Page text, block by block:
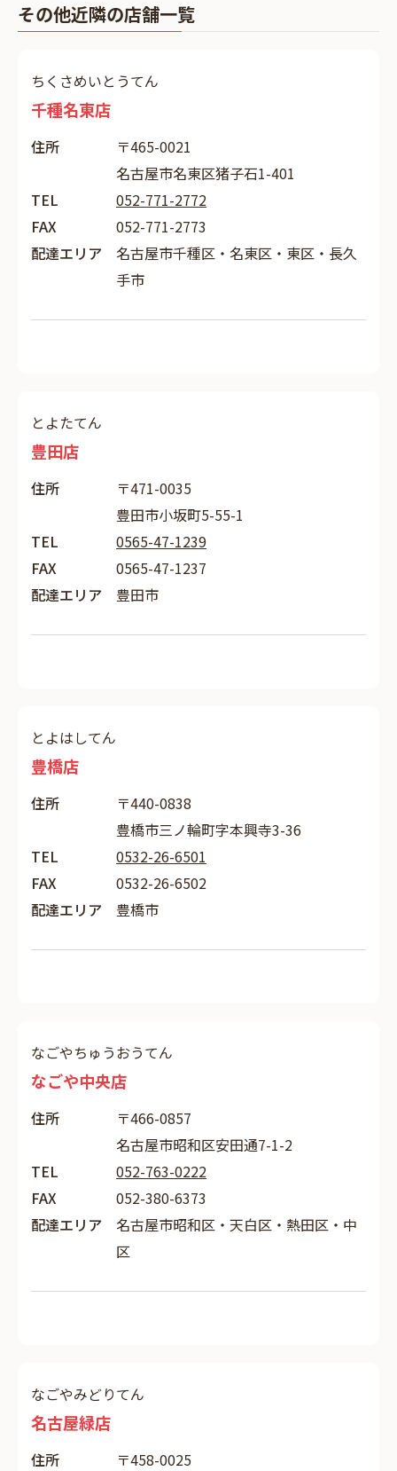
その他近隣の店舗一覧
ちくさめいとうてん
千種名東店
住所
〒465-0021
名古屋市名東区猪子石1-401
TEL
052-771-2772
FAX
052-771-2773
配達エリア
名古屋市千種区・名東区・東区・長久
手市
とよたてん
豊田店
住所
〒471-0035
豊田市小坂町5-55-1
TEL
0565-47-1239
FAX
0565-47-1237
配達エリア
豊田市
とよはしてん
豊橋店
住所
〒440-0838
豊橋市三ノ輪町字本興寺3-36
TEL
0532-26-6501
FAX
0532-26-6502
配達エリア
豊橋市
なごやちゅうおうてん
なごや中央店
住所
〒466-0857
名古屋市昭和区安田通7-1-2
TEL
052-763-0222
FAX
052-380-6373
配達エリア
名古屋市昭和区・天白区・熱田区・中
区
なごやみどりてん
名古屋緑店
住所 〒458-0025